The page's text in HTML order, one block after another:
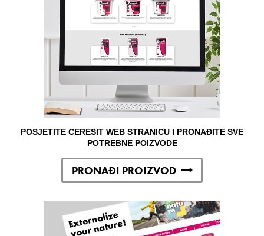
POSJETITE CERESIT WEB STRANICU I PRONAĐITE SVE
POTREBNE POIZVODE
PRONAĐI PROIZVOD